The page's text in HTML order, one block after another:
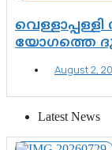
യോഗത്തെ
വിഷവിത്ത്:
August 2,
Latest News